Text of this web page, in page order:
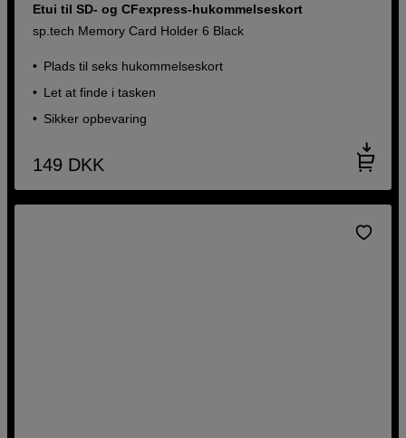
Etui til SD- og CFexpress-hukommelseskort
sp.tech Memory Card Holder 6 Black
Plads til seks hukommelseskort
Let at finde i tasken
Sikker opbevaring
149 DKK